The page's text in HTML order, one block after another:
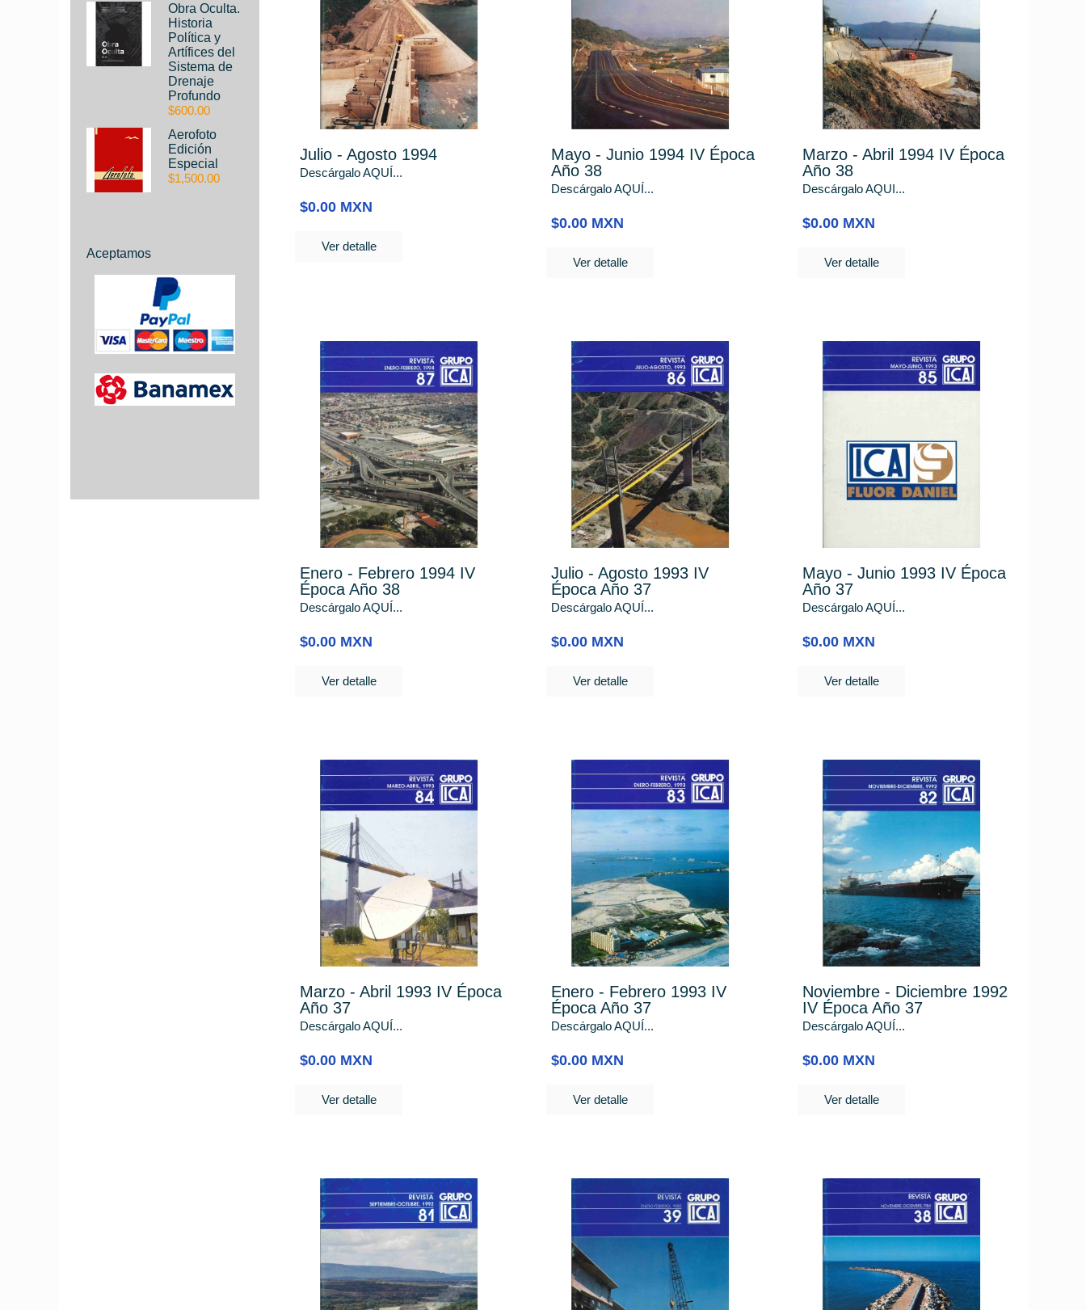
Obra Oculta.
Historia
Política y
Artífices del
Sistema de
Drenaje
Profundo
$600.00
Aerofoto
Edición
Especial
$1,500.00
Aceptamos
Julio - Agosto 1994
Descárgalo AQUÍ...
$0.00 MXN
Ver detalle
Mayo - Junio 1994 IV Época
Año 38
Descárgalo AQUÍ...
$0.00 MXN
Ver detalle
Marzo - Abril 1994 IV Época
Año 38
Descárgalo AQUI...
$0.00 MXN
Ver detalle
Enero - Febrero 1994 IV
Época Año 38
Descárgalo AQUÍ...
$0.00 MXN
Ver detalle
Julio - Agosto 1993 IV
Época Año 37
Descárgalo AQUÍ...
$0.00 MXN
Ver detalle
Mayo - Junio 1993 IV Época
Año 37
Descárgalo AQUÍ...
$0.00 MXN
Ver detalle
Marzo - Abril 1993 IV Época
Año 37
Descárgalo AQUÍ...
$0.00 MXN
Ver detalle
Enero - Febrero 1993 IV
Época Año 37
Descárgalo AQUÍ...
$0.00 MXN
Ver detalle
Noviembre - Diciembre 1992
IV Época Año 37
Descárgalo AQUÍ...
$0.00 MXN
Ver detalle